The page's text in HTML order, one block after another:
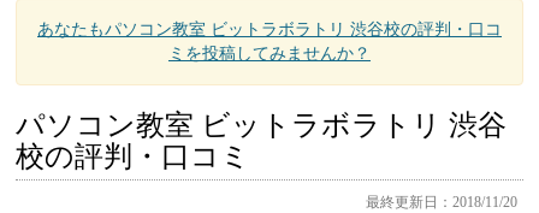
あなたもパソコン教室 ビットラボラトリ 渋谷校の評判・口コ
ミを投稿してみませんか？
パソコン教室 ビットラボラトリ 渋谷
校の評判・口コミ
最終更新日：2018/11/20